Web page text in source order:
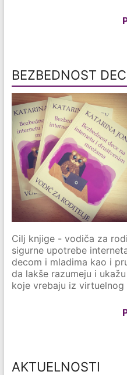
BEZBEDNOST
Cilj knjige - vodiča za
sigurne upotrebe
decom i mladima kao i
da lakše razumeju i
koje vrebaju iz virtuelnog
AKTUELNOSTI